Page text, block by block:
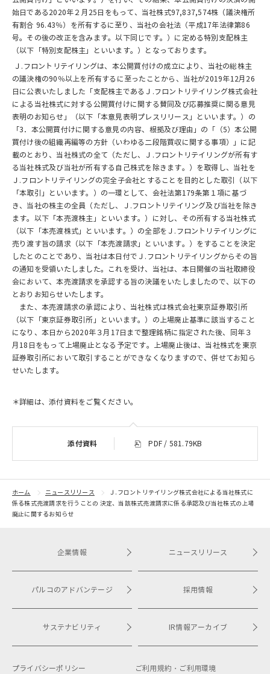
始日である2020年２月25日をもって、当社株式97,837,574株（議決権所
有割合 96.43％）を所有するに至り、当社の会社法（平成17年法律第86
号。その後の改正を含みます。以下同じです。）に定める特別支配株主
（以下「特別支配株主」といいます。）となっております。
Ｊ.フロントリテイリングは、本公開買付けの成立により、当社の総株主
の議決権の90％以上を所有するに至ったことから、当社が2019年12月26
日に公表いたしました「支配株主であるＪ.フロントリテイリング株式会社
による当社株式に対する公開買付けに関する賛同及び応募推奨に関る意見
表明のお知らせ」（以下「本意見表明プレスリリース」といいます。）の
「3．本公開買付けに関する意見の内容、根拠及び理由」の「（5）本公開
買付け後の組織再編等の方針（いわゆる二段階買収に関する事項）」に記
載のとおり、当社株式の全て（ただし、Ｊ.フロントリテイリングが所有す
る当社株式及び当社が所有する自己株式を除きます。）を取得し、当社を
Ｊ.フロントリテイリングの完全子会社とすることを目的とした取引（以下
「本取引」といいます。）の一環として、会社法第179条第１項に基づ
き、当社の株主の全員（ただし、Ｊ.フロントリテイリング及び当社を除き
ます。以下「本売渡株主」といいます。）に対し、その所有する当社株式
（以下「本売渡株式」といいます。）の全部をＪ.フロントリテイリングに
売り渡す旨の請求（以下「本売渡請求」といいます。）をすることを決定
したとのことであり、当社は本日付でＪ.フロントリテイリングからその旨
の通知を受領いたしました。これを受け、当社は、本日開催の当社取締役
会において、本売渡請求を承認する旨の決議をいたしましたので、以下の
とおりお知らせいたします。
また、本売渡請求の承認により、当社株式は株式会社東京証券取引所
（以下「東京証券取引所」といいます。）の上場廃止基準に該当すること
になり、本日から2020年３月17日まで整理銘柄に指定された後、同年３
月18日をもって上場廃止となる予定です。上場廃止後は、当社株式を東京
証券取引所において取引することができなくなりますので、併せてお知ら
せいたします。
＊詳細は、添付資料をご覧ください。
添付資料 PDF / 581.79KB
ホーム ニュースリリース
Ｊ.フロントリテイリング株式会社による当社株式に
係る株式売渡請求を行うことの 決定、当該株式売渡請求に係る承認及び当社株式の上場
廃止に関するお知らせ
企業情報
パルコのアドバンテージ
サステナビリティ
ニュースリリース
採用情報
IR情報アーカイブ
プライバシーポリシー ご利用規約・ ご利用環境